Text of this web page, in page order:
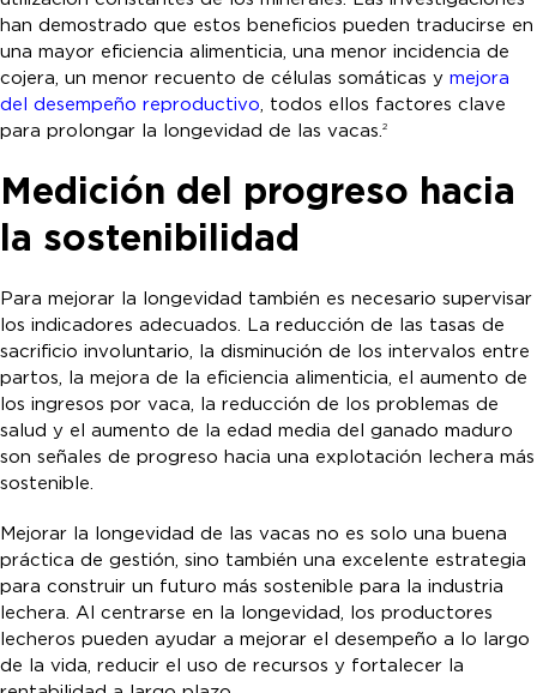
han demostrado que estos beneficios pueden traducirse en
una mayor eficiencia alimenticia, una menor incidencia de
cojera, un menor recuento de células somáticas y mejora
del desempeño reproductivo, todos ellos factores clave
para prolongar la longevidad de las vacas.2
Medición del progreso hacia
la sostenibilidad
Para mejorar la longevidad también es necesario supervisar
los indicadores adecuados. La reducción de las tasas de
sacrificio involuntario, la disminución de los intervalos entre
partos, la mejora de la eficiencia alimenticia, el aumento de
los ingresos por vaca, la reducción de los problemas de
salud y el aumento de la edad media del ganado maduro
son señales de progreso hacia una explotación lechera más
sostenible.
Mejorar la longevidad de las vacas no es solo una buena
práctica de gestión, sino también una excelente estrategia
para construir un futuro más sostenible para la industria
lechera. Al centrarse en la longevidad, los productores
lecheros pueden ayudar a mejorar el desempeño a lo largo
de la vida, reducir el uso de recursos y fortalecer la